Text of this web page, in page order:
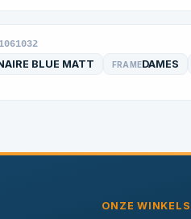
BLUE MATT FRAMEDAMES
ONZE WINKELS